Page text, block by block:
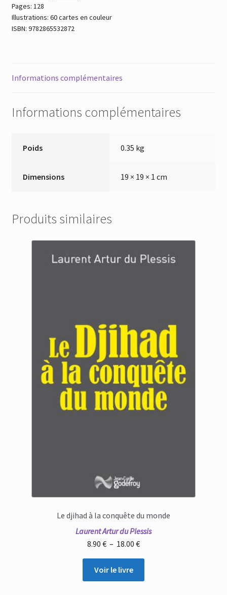
Pages: 128
Illustrations: 60 cartes en couleur
ISBN: 9782865532872
Informations complémentaires
Informations complémentaires
Poids 0.35 kg
Dimensions 19 × 19 × 1 cm
Produits similaires
Le djihad à la conquête du monde
Laurent Artur du Plessis
8.90 € – 18.00 €Plage
8.90 €
Voir le livre